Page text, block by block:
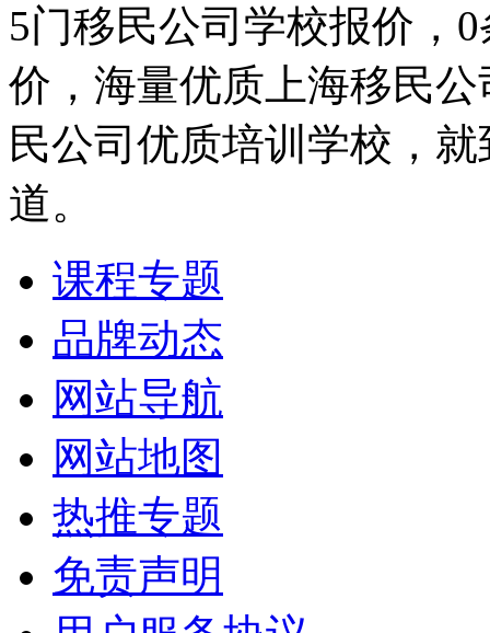
5门移民公司学校报价，
价，海量优质上海移民
民公司优质培训学校，
道。
课程专题
品牌动态
网站导航
网站地图
热推专题
免责声明